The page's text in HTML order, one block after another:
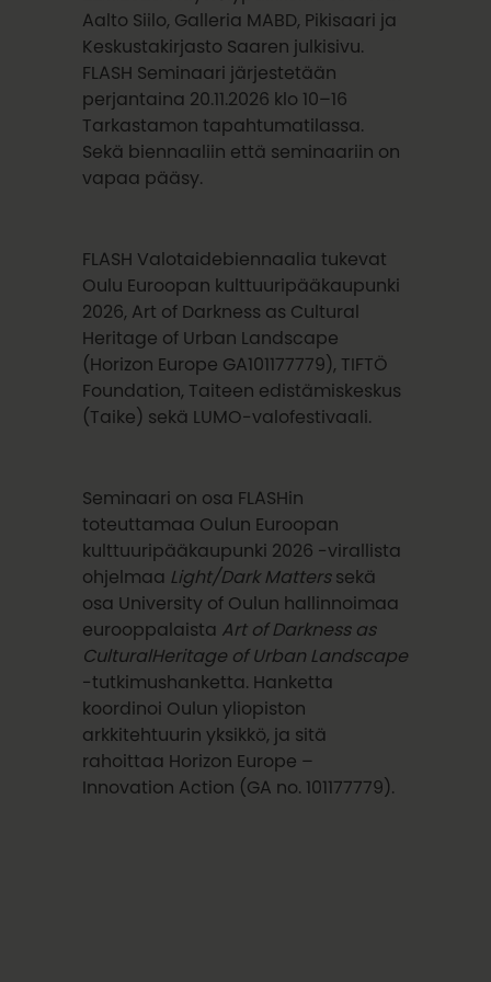
Aalto Siilo, Galleria MABD, Pikisaari ja
Keskustakirjasto Saaren julkisivu.
FLASH Seminaari järjestetään
perjantaina 20.11.2026 klo 10–16
Tarkastamon tapahtumatilassa.
Sekä biennaaliin että seminaariin on
vapaa pääsy.
FLASH Valotaidebiennaalia tukevat
Oulu Euroopan kulttuuripääkaupunki
2026, Art of Darkness as Cultural
Heritage of Urban Landscape
(Horizon Europe GA101177779), TIFTÖ
Foundation, Taiteen edistämiskeskus
(Taike) sekä LUMO-valofestivaali.
Seminaari on osa FLASHin
toteuttamaa Oulun Euroopan
kulttuuripääkaupunki 2026 -virallista
ohjelmaa Light/Dark Matterssekä
osa University of Oulun hallinnoimaa
eurooppalaista Art of Darkness as
CulturalHeritage of Urban Landscape
-tutkimushanketta. Hanketta
koordinoi Oulun yliopiston
arkkitehtuurin yksikkö, ja sitä
rahoittaa Horizon Europe –
Innovation Action (GA no. 101177779).